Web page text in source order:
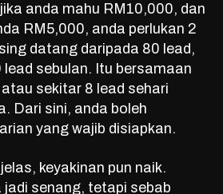
anda mahu RM10,000, dan
RM5,000, anda perlukan 2
datang daripada 80 lead,
lead sebulan. Itu bersamaan
sekitar 8 lead sehari
Dari sini, anda boleh
yang wajib disiapkan.
keyakinan pun naik.
jadi senang, tetapi sebab